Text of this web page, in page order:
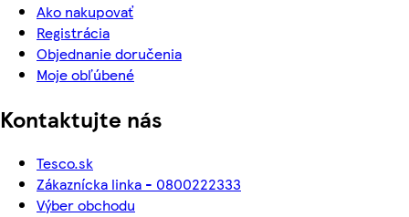
Ako nakupovať
Registrácia
Objednanie doručenia
Moje obľúbené
Kontaktujte nás
Tesco.sk
Zákaznícka linka - 0800222333
Výber obchodu